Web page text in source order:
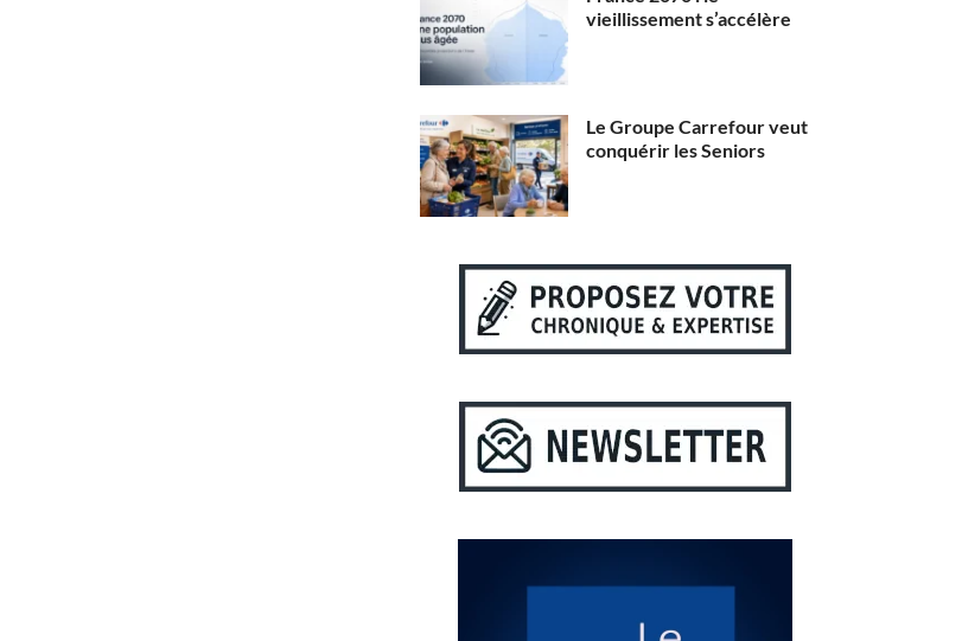
vieillissement s’accélère
Le Groupe Carrefour veut
conquérir les Seniors